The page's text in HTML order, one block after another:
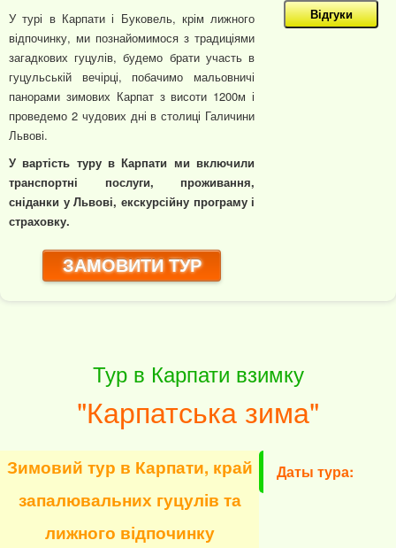
У турі в Карпати і Буковель, крім лижного
відпочинку, ми познайомимося з традиціями
загадкових гуцулів, будемо брати участь в
гуцульській вечірці, побачимо мальовничі
панорами зимових Карпат з висоти 1200м і
проведемо 2 чудових дні в столиці Галичини
Львові.
У вартість туру в Карпати ми включили
транспортні послуги, проживання,
сніданки у Львові, екскурсійну програму і
страховку.
ЗАМОВИТИ ТУР
Відгуки
Тур в Карпати взимку
"Карпатська зима"
Даты тура:
Зимовий тур в Карпати, край
запалювальних гуцулів та
лижного відпочинку